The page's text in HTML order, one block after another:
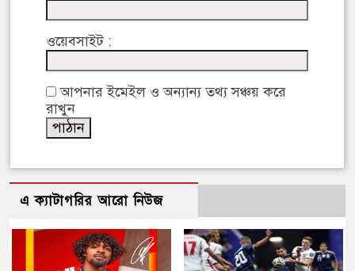
ওয়েবসাইট :
আপনার ইমেইল ও অন্যান্য তথ্য সঞ্চয় করে
রাখুন
এ ক্যাটাগরির আরো নিউজ